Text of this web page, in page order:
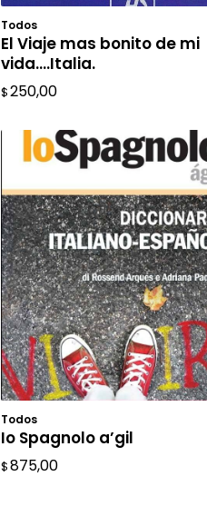
Todos
El Viaje mas bonito de mi
vida….Italia.
$250,00
Todos
Io Spagnolo a’gil
$875,00